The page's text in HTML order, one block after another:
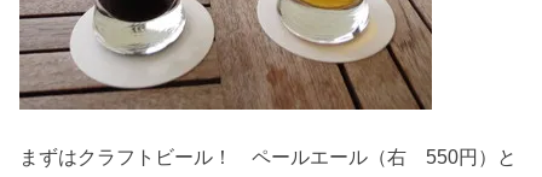
まずはクラフトビール！ ペールエール（右 550円）と